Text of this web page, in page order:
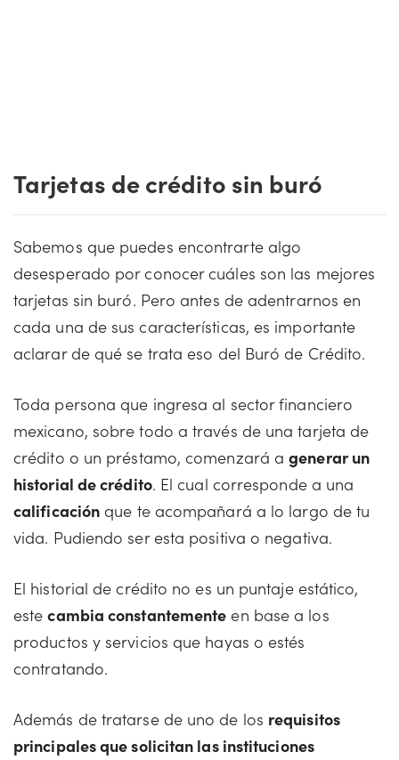
Tarjetas de crédito sin buró
Sabemos que puedes encontrarte algo
desesperado por conocer cuáles son las mejores
tarjetas sin buró. Pero antes de adentrarnos en
cada una de sus características, es importante
aclarar de qué se trata eso del Buró de Crédito.
Toda persona que ingresa al sector financiero
mexicano, sobre todo a través de una tarjeta de
crédito o un préstamo, comenzará agenerar un
historial de crédito. El cual corresponde a una
calificación que te acompañará a lo largo de tu
vida. Pudiendo ser esta positiva o negativa.
El historial de crédito no es un puntaje estático,
estecambia constantemente en base a los
productos y servicios que hayas o estés
contratando.
Además de tratarse de uno de los requisitos
principales que solicitan las instituciones